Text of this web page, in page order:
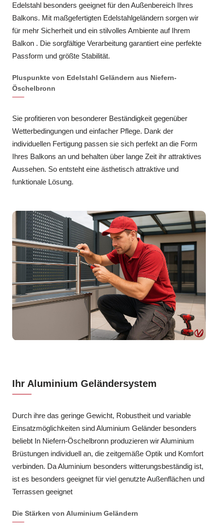
Edelstahl besonders geeignet für den Außenbereich Ihres
Balkons. Mit maßgefertigten Edelstahlgeländern sorgen wir
für mehr Sicherheit und ein stilvolles Ambiente auf Ihrem
Balkon . Die sorgfältige Verarbeitung garantiert eine perfekte
Passform und größte Stabilität.
Pluspunkte von Edelstahl Geländern aus Niefern-
Öschelbronn
Sie profitieren von besonderer Beständigkeit gegenüber
Wetterbedingungen und einfacher Pflege. Dank der
individuellen Fertigung passen sie sich perfekt an die Form
Ihres Balkons an und behalten über lange Zeit ihr attraktives
Aussehen. So entsteht eine ästhetisch attraktive und
funktionale Lösung.
Ihr Aluminium Geländersystem
Durch ihre das geringe Gewicht, Robustheit und variable
Einsatzmöglichkeiten sind Aluminium Geländer besonders
beliebt In Niefern-Öschelbronn produzieren wir Aluminium
Brüstungen individuell an, die zeitgemäße Optik und Komfort
verbinden. Da Aluminium besonders witterungsbeständig ist,
ist es besonders geeignet für viel genutzte Außenflächen und
Terrassen geeignet
Die Stärken von Aluminium Geländern